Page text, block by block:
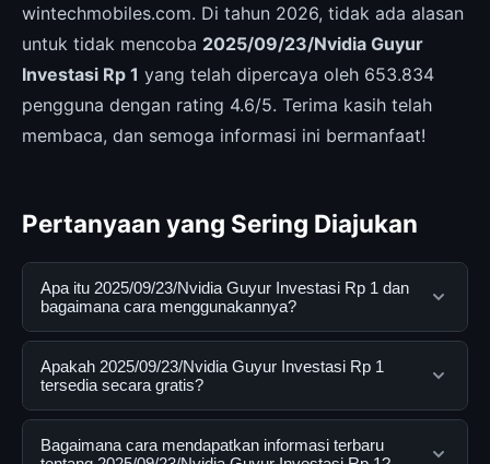
wintechmobiles.com. Di tahun 2026, tidak ada alasan
untuk tidak mencoba 2025/09/23/Nvidia Guyur
Investasi Rp 1 yang telah dipercaya oleh 653.834
pengguna dengan rating 4.6/5. Terima kasih telah
membaca, dan semoga informasi ini bermanfaat!
Pertanyaan yang Sering Diajukan
Apa itu 2025/09/23/Nvidia Guyur Investasi Rp 1 dan
bagaimana cara menggunakannya?
2025/09/23/Nvidia Guyur Investasi Rp 1 adalah layanan
digital yang dirancang untuk membantu pengguna
mendapatkan informasi lengkap dan terpercaya. Anda
dapat menggunakannya dengan mengunjungi situs
Apakah 2025/09/23/Nvidia Guyur Investasi Rp 1
tersedia secara gratis?
Ya, 2025/09/23/Nvidia Guyur Investasi Rp 1 dapat
Bagaimana cara mendapatkan informasi terbaru